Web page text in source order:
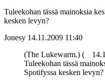
Tuleekohan tässä mainoksia
kesken levyn?
Jonesy 14.11.2009 11:40
(The Lukewarm.) (
Tuleekohan tässä
Spotifyssa kesken levyn?